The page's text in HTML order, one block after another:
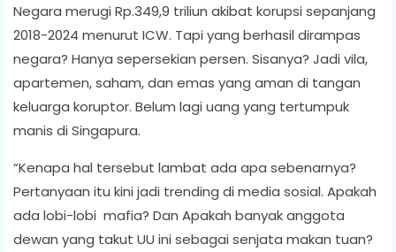
Negara merugi Rp.349,9 triliun akibat korupsi sepanjang
2018-2024 menurut ICW. Tapi yang berhasil dirampas
negara? Hanya sepersekian persen. Sisanya? Jadi vila,
apartemen, saham, dan emas yang aman di tangan
keluarga koruptor. Belum lagi uang yang tertumpuk
manis di Singapura.
“Kenapa hal tersebut lambat ada apa sebenarnya?
Pertanyaan itu kini jadi trending di media sosial. Apakah
ada lobi-lobi mafia? Dan Apakah banyak anggota
dewan yang takut UU ini sebagai senjata makan tuan?